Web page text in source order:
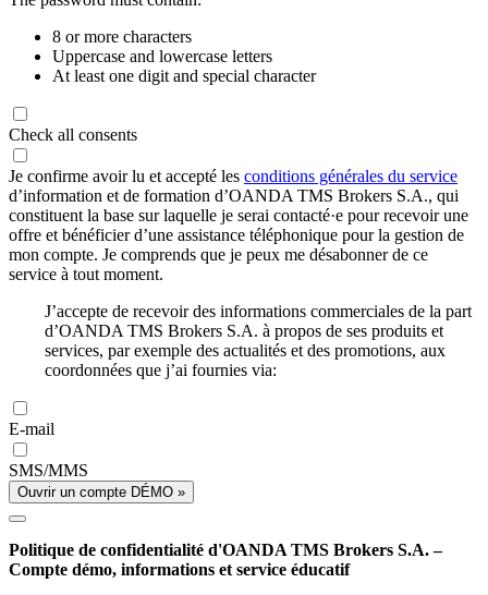
8 or more characters
Uppercase and lowercase letters
At least one digit and special character
Check all consents
Je confirme avoir lu et accepté les conditions générales du service
d’information et de formation d’OANDA TMS Brokers S.A., qui
constituent la base sur laquelle je serai contacté·e pour recevoir une
offre et bénéficier d’une assistance téléphonique pour la gestion de
mon compte. Je comprends que je peux me désabonner de ce
service à tout moment.
J’accepte de recevoir des informations commerciales de la part
d’OANDA TMS Brokers S.A. à propos de ses produits et
services, par exemple des actualités et des promotions, aux
coordonnées que j’ai fournies via:
E-mail
SMS/MMS
Ouvrir un compte DÉMO »
Politique de confidentialité d'OANDA TMS Brokers S.A. –
Compte démo, informations et service éducatif